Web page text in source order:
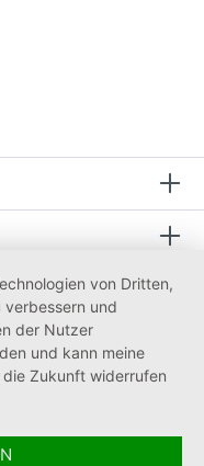
von Dritten,
und
der Nutzer
und kann meine
Zukunft widerrufen